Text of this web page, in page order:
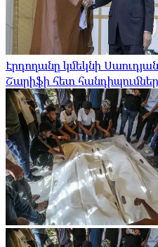
Էրդողանը կմեկնի
Շարիֆի հետ